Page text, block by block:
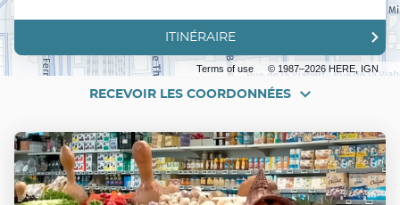
Terms of use © 1987–2026 HERE, IGN
ITINÉRAIRE
JUSQU'AU
POINT
DE
VENTE
UTILE
RECEVOIR LES COORDONNÉES
RECEVOIR
COORDONNÉES